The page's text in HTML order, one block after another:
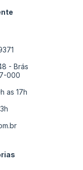
- Brás
000
as 17h